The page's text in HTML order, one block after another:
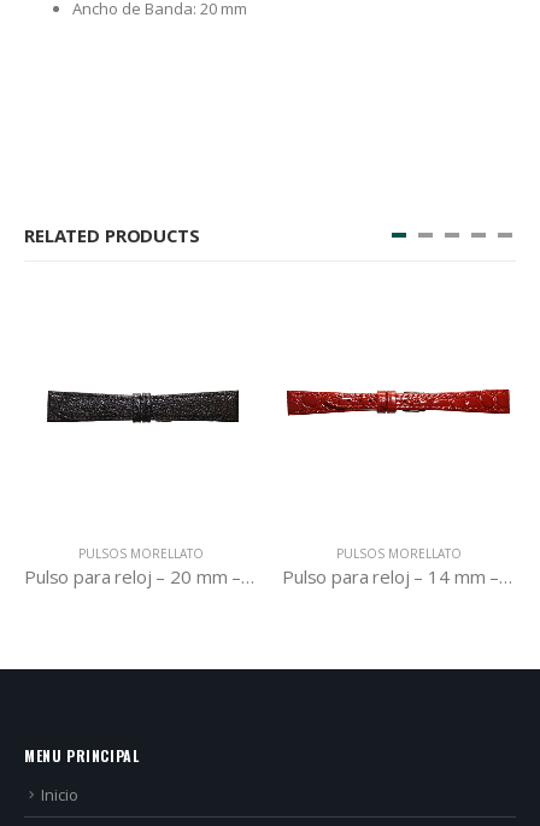
Ancho de Banda: 20 mm
RELATED PRODUCTS
PULSOS MORELLATO
Pulso para reloj – 20 mm – A01U753333019CR20
PULSOS MORELLATO
Pulso para reloj – 14 mm – A01D1563821041CR14
MENU PRINCIPAL
Inicio